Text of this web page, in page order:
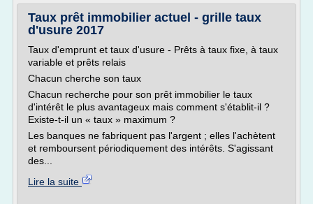
Taux prêt immobilier actuel - grille taux
d'usure 2017
Taux d'emprunt et taux d'usure - Prêts à taux fixe, à taux
variable et prêts relais
Chacun cherche son taux
Chacun recherche pour son prêt immobilier le taux
d'intérêt le plus avantageux mais comment s'établit-il ?
Existe-t-il un « taux » maximum ?
Les banques ne fabriquent pas l'argent ; elles l'achètent
et remboursent périodiquement des intérêts. S'agissant
des...
Lire la suite